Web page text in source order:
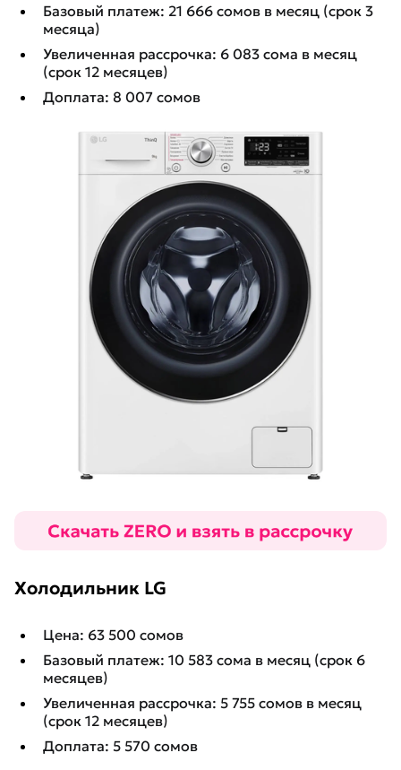
Базовый платеж: 21 666 сомов в месяц (срок 3
месяца)
Увеличенная рассрочка: 6 083 сома в месяц
(срок 12 месяцев)
Доплата: 8 007 сомов
Холодильник LG
Цена: 63 500 сомов
Базовый платеж: 10 583 сома в месяц (срок 6
месяцев)
Увеличенная рассрочка: 5 755 сомов в месяц
(срок 12 месяцев)
Доплата: 5 570 сомов